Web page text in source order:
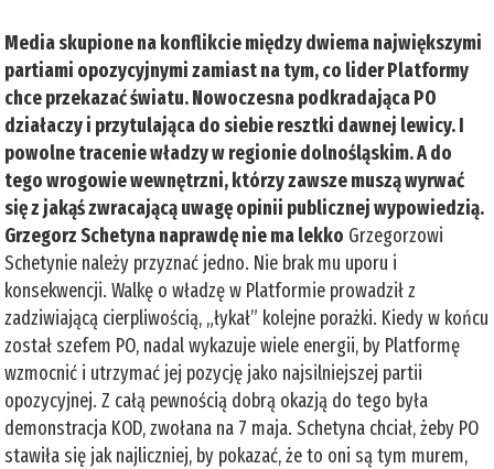
Media skupione na konflikcie między dwiema największymi
partiami opozycyjnymi zamiast na tym, co lider Platformy
chce przekazać światu. Nowoczesna podkradająca PO
działaczy i przytulająca do siebie resztki dawnej lewicy. I
powolne tracenie władzy w regionie dolnośląskim. A do
tego wrogowie wewnętrzni, którzy zawsze muszą wyrwać
się z jakąś zwracającą uwagę opinii publicznej wypowiedzią.
Grzegorz Schetyna naprawdę nie ma lekko Grzegorzowi
Schetynie należy przyznać jedno. Nie brak mu uporu i
konsekwencji. Walkę o władzę w Platformie prowadził z
zadziwiającą cierpliwością, „łykał” kolejne porażki. Kiedy w końcu
został szefem PO, nadal wykazuje wiele energii, by Platformę
wzmocnić i utrzymać jej pozycję jako najsilniejszej partii
opozycyjnej. Z całą pewnością dobrą okazją do tego była
demonstracja KOD, zwołana na 7 maja. Schetyna chciał, żeby PO
stawiła się jak najliczniej, by pokazać, że to oni są tym murem,